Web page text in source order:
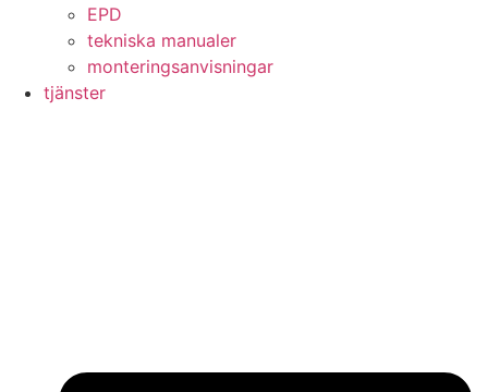
EPD
tekniska manualer
monteringsanvisningar
tjänster